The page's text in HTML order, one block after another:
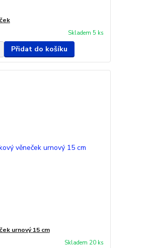
Skladem 5 ks
Přidat do košíku
urnový 15 cm
Skladem 20 ks